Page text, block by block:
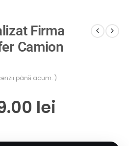
Firma
Camion
până acum. )
lei